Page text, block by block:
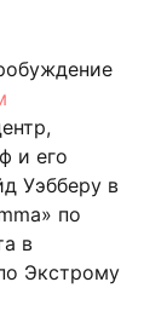
и его
Уэбберу в
по
в
Экстрому